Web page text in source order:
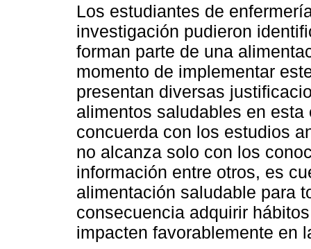
Los estudiantes de
investigación pudieron
forman parte de una
momento de implementar
presentan diversas
alimentos saludables en
concuerda con los estudios
no alcanza solo con los
información entre otros, es
alimentación saludable para
consecuencia adquirir
impacten favorablemente en